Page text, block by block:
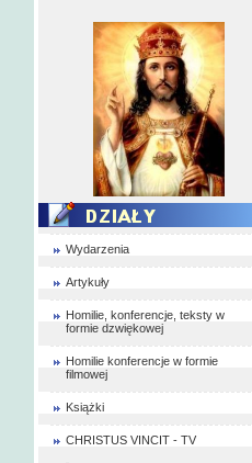
Wydarzenia
Artykuły
Homilie, konferencje, teksty w
formie dzwiękowej
Homilie konferencje w formie
filmowej
Książki
CHRISTUS VINCIT - TV